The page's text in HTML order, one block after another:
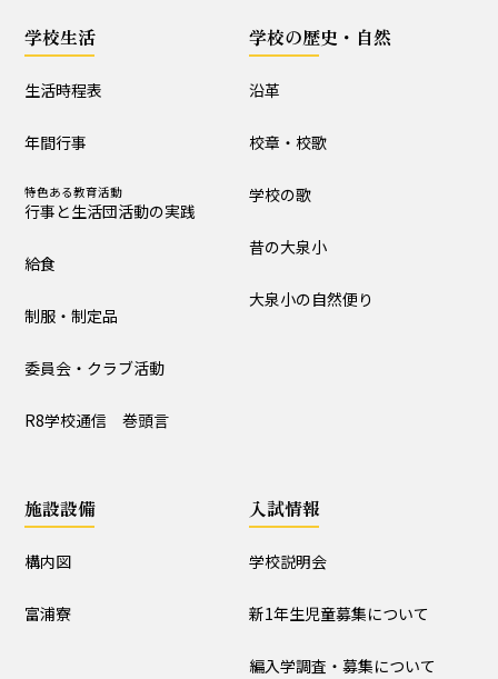
特色ある教育活動
行事と生活団活動の実践
給食
R8学校通信 巻頭言
大泉小の自然便り
構内図 富浦寮
学校生活
生活時程表
年間行事
特色ある教育活動
行事と生活団活動の実践
給食
制服・制定品
委員会・クラブ活動
R8学校通信 巻頭言
学校の歴史・自然
沿革
校章・校歌
学校の歌
昔の大泉小
大泉小の自然便り
施設設備
構内図
富浦寮
入試情報
学校説明会
新1年生児童募集について
編入学調査・募集について